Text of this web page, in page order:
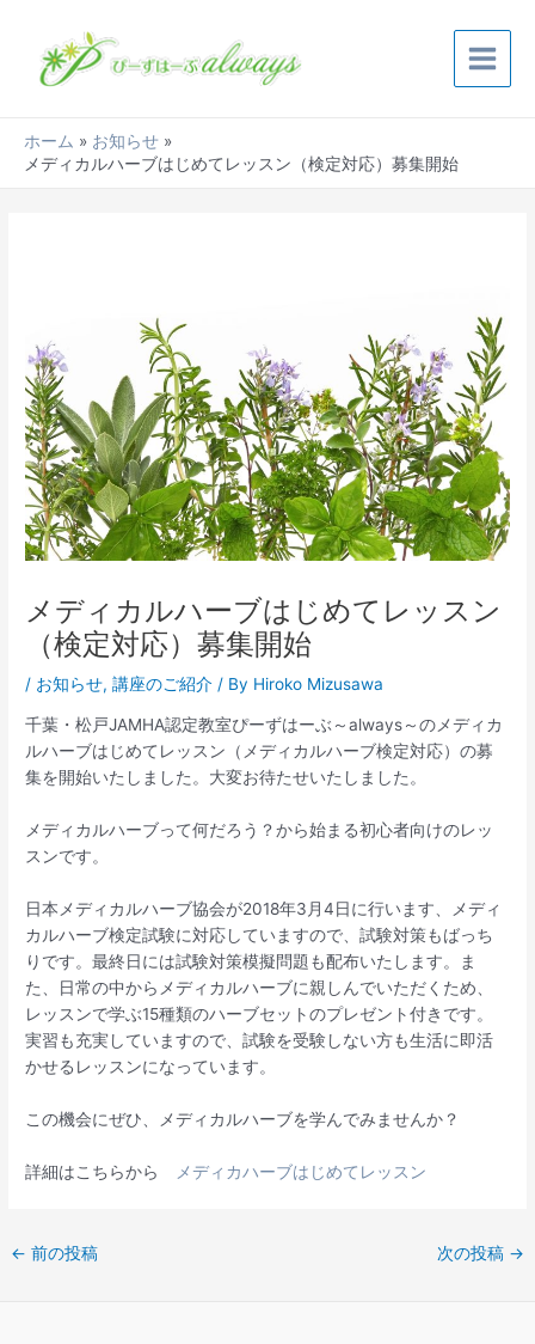
Menu
ホーム
お知らせ
メディカルハーブはじめてレッスン（検定対応）募集開始
メディカルハーブはじめてレッスン
（検定対応）募集開始
/ お知らせ,講座のご紹介 / By Hiroko Mizusawa
千葉・松戸JAMHA認定教室ぴーずはーぶ～always～のメディカ
ルハーブはじめてレッスン（メディカルハーブ検定対応）の募
集を開始いたしました。大変お待たせいたしました。
メディカルハーブって何だろう？から始まる初心者向けのレッ
スンです。
日本メディカルハーブ協会が2018年3月4日に行います、メディ
カルハーブ検定試験に対応していますので、試験対策もばっち
りです。最終日には試験対策模擬問題も配布いたします。ま
た、日常の中からメディカルハーブに親しんでいただくため、
レッスンで学ぶ15種類のハーブセットのプレゼント付きです。
実習も充実していますので、試験を受験しない方も生活に即活
かせるレッスンになっています。
この機会にぜひ、メディカルハーブを学んでみませんか？
詳細はこちらから メディカハーブはじめてレッスン
navigation
← 前の投稿 次の投稿 →